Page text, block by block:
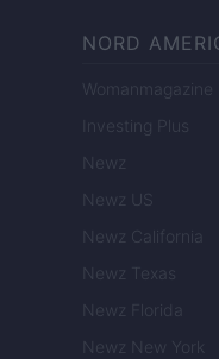
NORD
Womanmagazine
Investing Plus
Newz
Newz US
Newz California
Newz Texas
Newz Florida
Newz New York